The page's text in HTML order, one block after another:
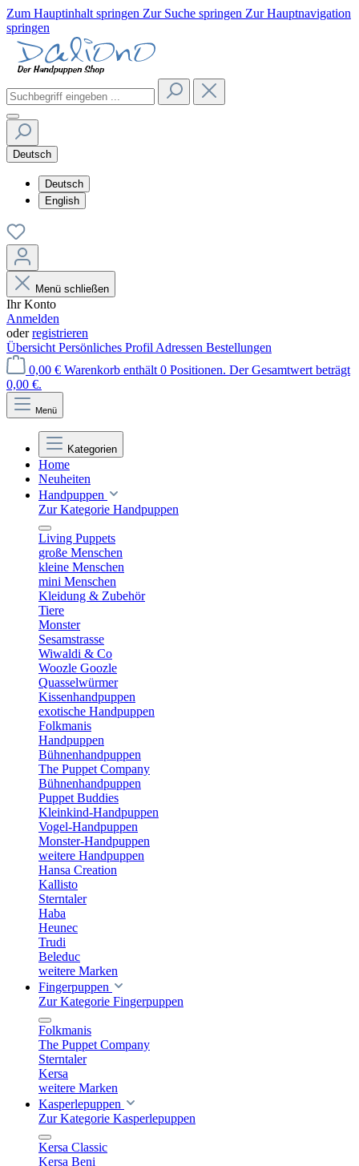
Zum Hauptinhalt springen Zur Suche springen Zur Hauptnavigation
springen
Deutsch
Deutsch
English
Menü schließen
Ihr Konto
Anmelden
oderregistrieren
Übersicht Persönliches Profil Adressen Bestellungen
0,00 € Warenkorb enthält 0 Positionen. Der Gesamtwert beträgt
0,00 €.
Menü
Kategorien
Home
Neuheiten
Handpuppen
Zur Kategorie Handpuppen
Living Puppets
große Menschen
kleine Menschen
mini Menschen
Kleidung & Zubehör
Tiere
Monster
Sesamstrasse
Wiwaldi & Co
Woozle Goozle
Quasselwürmer
Kissenhandpuppen
exotische Handpuppen
Folkmanis
Handpuppen
Bühnenhandpuppen
The Puppet Company
Bühnenhandpuppen
Puppet Buddies
Kleinkind-Handpuppen
Vogel-Handpuppen
Monster-Handpuppen
weitere Handpuppen
Hansa Creation
Kallisto
Sterntaler
Haba
Heunec
Trudi
Beleduc
weitere Marken
Fingerpuppen
Zur Kategorie Fingerpuppen
Folkmanis
The Puppet Company
Sterntaler
Kersa
weitere Marken
Kasperlepuppen
Zur Kategorie Kasperlepuppen
Kersa Classic
Kersa Beni